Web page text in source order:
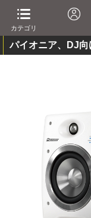
カテゴリ
パイオニア、DJ